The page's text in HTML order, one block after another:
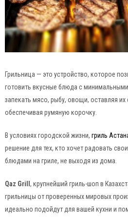
Грильница — это устройство, которое
готовить вкусные блюда с
запекать мясо, рыбу, овощи, оставляя
обеспечивая румяную корочку.
В условиях городской жизни, гриль
решение для тех, кто хочет радовать
блюдами на гриле, не выходя из дома.
Qaz Grill , крупнейший гриль-шоп в
грильницы от проверенных мировых
идеально подойдут для вашей кухни и